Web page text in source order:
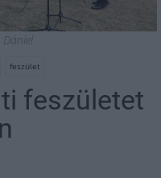
feszület
feszületet